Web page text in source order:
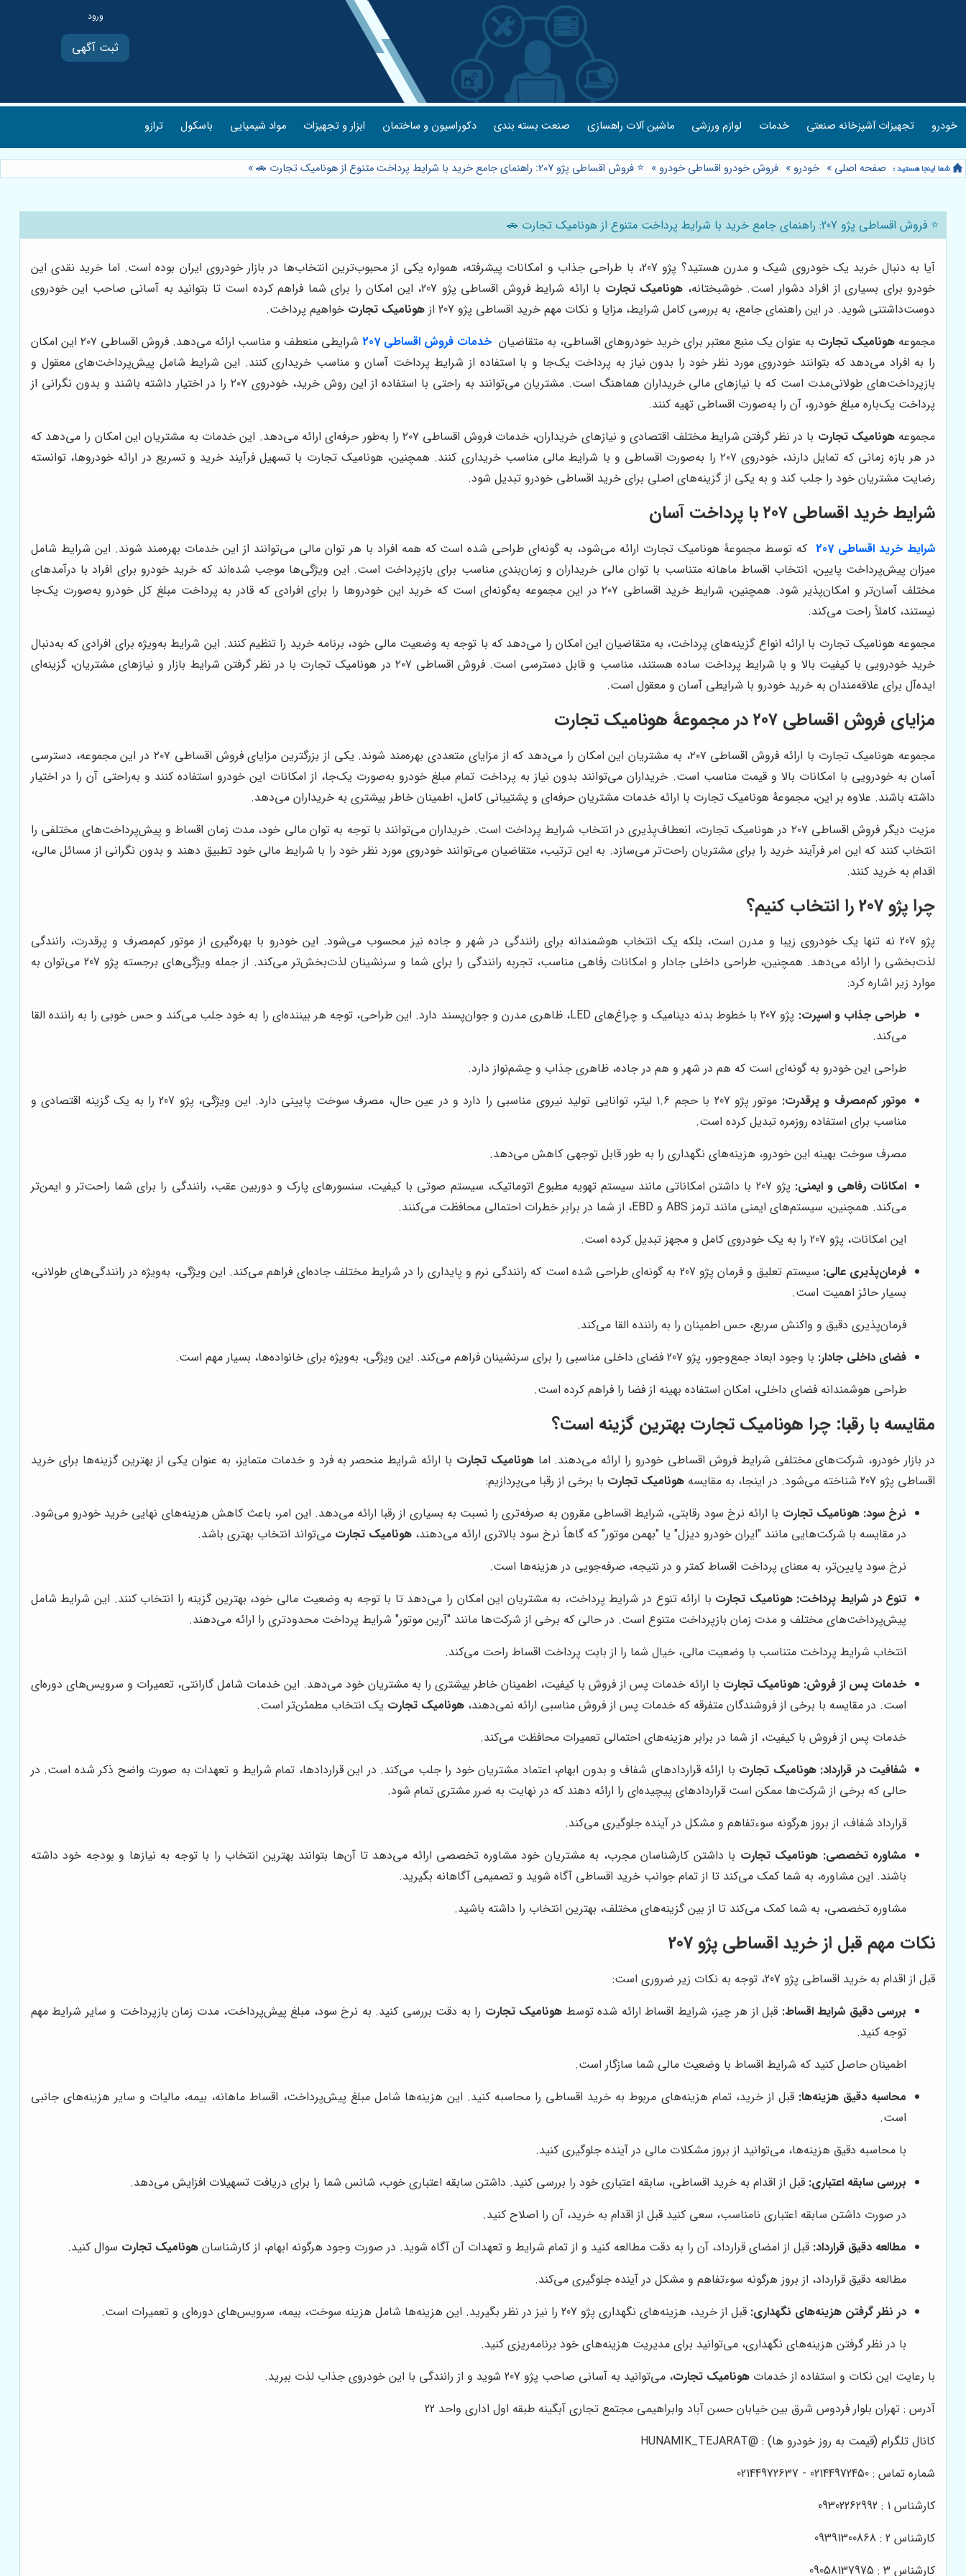
ثبت آگهی
خودرو تجهیزات آشپزخانه صنعتی خدمات لوازم ورزشی ماشین آلات راهسازی صنعت بسته بندی دکوراسیون و ساختمان ابزار و تجهیزات مواد شیمیایی باسکول ترازو
صفحه اصلی » خودرو » فروش خودرو اقساطی خودرو » ⭐️ فروش اقساطی پژو 207: راهنمای جامع خرید با شرایط پرداخت متنوع از هونامیک تجارت 🚗 »
⭐️ فروش اقساطی پژو 207: راهنمای جامع خرید با شرایط پرداخت متنوع از هونامیک تجارت 🚗
آیا به دنبال خرید یک خودروی شیک و مدرن هستید؟ پژو 207، با طراحی جذاب و امکانات پیشرفته، همواره یکی از محبوب‌ترین انتخاب‌ها در بازار خودروی ایران بوده است. اما خرید نقدی این
خودرو برای بسیاری از افراد دشوار است. خوشبختانه، هونامیک تجارت
با ارائه شرایط فروش اقساطی پژو 207، این امکان را برای شما فراهم کرده است تا بتوانید به آسانی صاحب این خودروی
دوست‌داشتنی شوید. در این راهنمای جامع، به بررسی کامل شرایط، مزایا و نکات مهم خرید اقساطی پژو 207 از
هونامیک تجارت خواهیم پرداخت.
مجموعه هونامیک تجارت به عنوان یک منبع معتبر برای خرید خودروهای اقساطی، به متقاضیان خدمات فروش اقساطی 207
شرایطی منعطف و مناسب ارائه می‌دهد. فروش اقساطی ۲۰۷ این امکان
را به افراد می‌دهد که بتوانند خودروی مورد نظر خود را بدون نیاز به پرداخت یک‌جا و با استفاده از شرایط پرداخت آسان و مناسب خریداری کنند. این شرایط شامل پیش‌پرداخت‌های معقول و
بازپرداخت‌های طولانی‌مدت است که با نیازهای مالی خریداران هماهنگ است. مشتریان می‌توانند به راحتی با استفاده از این روش خرید، خودروی ۲۰۷ را در اختیار داشته باشند و بدون نگرانی از
پرداخت یک‌باره مبلغ خودرو، آن را به‌صورت اقساطی تهیه کنند.
مجموعههونامیک تجارت
با در نظر گرفتن شرایط مختلف اقتصادی و نیازهای خریداران، خدمات فروش اقساطی ۲۰۷ را به‌طور حرفه‌ای ارائه می‌دهد. این خدمات به مشتریان این امکان را می‌دهد که
در هر بازه زمانی که تمایل دارند، خودروی ۲۰۷ را به‌صورت اقساطی و با شرایط مالی مناسب خریداری کنند. همچنین، هونامیک تجارت با تسهیل فرآیند خرید و تسریع در ارائه خودروها، توانسته
رضایت مشتریان خود را جلب کند و به یکی از گزینه‌های اصلی برای خرید اقساطی خودرو تبدیل شود.
شرایط خرید اقساطی ۲۰۷ با پرداخت آسان
شرایط خرید اقساطی 207
که توسط مجموعۀ هونامیک تجارت ارائه می‌شود، به گونه‌ای طراحی شده است که همه افراد با هر توان مالی می‌توانند از این خدمات بهره‌مند شوند. این شرایط شامل
میزان پیش‌پرداخت پایین، انتخاب اقساط ماهانه متناسب با توان مالی خریداران و زمان‌بندی مناسب برای بازپرداخت است. این ویژگی‌ها موجب شده‌اند که خرید خودرو برای افراد با درآمدهای
مختلف آسان‌تر و امکان‌پذیر شود. همچنین، شرایط خرید اقساطی ۲۰۷ در این مجموعه به‌گونه‌ای است که خرید این خودروها را برای افرادی که قادر به پرداخت مبلغ کل خودرو به‌صورت یک‌جا
نیستند، کاملاً راحت می‌کند.
مجموعه هونامیک تجارت با ارائه انواع گزینه‌های پرداخت، به متقاضیان این امکان را می‌دهد که با توجه به وضعیت مالی خود، برنامه خرید را تنظیم کنند. این شرایط به‌ویژه برای افرادی که به‌دنبال
خرید خودرویی با کیفیت بالا و با شرایط پرداخت ساده هستند، مناسب و قابل دسترسی است. فروش اقساطی ۲۰۷ در هونامیک تجارت با در نظر گرفتن شرایط بازار و نیازهای مشتریان، گزینه‌ای
ایده‌آل برای علاقه‌مندان به خرید خودرو با شرایطی آسان و معقول است.
مزایای فروش اقساطی ۲۰۷ در مجموعۀ هونامیک تجارت
مجموعه هونامیک تجارت با ارائه فروش اقساطی ۲۰۷، به مشتریان این امکان را می‌دهد که از مزایای متعددی بهره‌مند شوند. یکی از بزرگترین مزایای فروش اقساطی ۲۰۷ در این مجموعه، دسترسی
آسان به خودرویی با امکانات بالا و قیمت مناسب است. خریداران می‌توانند بدون نیاز به پرداخت تمام مبلغ خودرو به‌صورت یک‌جا، از امکانات این خودرو استفاده کنند و به‌راحتی آن را در اختیار
داشته باشند. علاوه بر این، مجموعۀ هونامیک تجارت با ارائه خدمات مشتریان حرفه‌ای و پشتیبانی کامل، اطمینان خاطر بیشتری به خریداران می‌دهد.
مزیت دیگر فروش اقساطی ۲۰۷ در هونامیک تجارت، انعطاف‌پذیری در انتخاب شرایط پرداخت است. خریداران می‌توانند با توجه به توان مالی خود، مدت زمان اقساط و پیش‌پرداخت‌های مختلفی را
انتخاب کنند که این امر فرآیند خرید را برای مشتریان راحت‌تر می‌سازد. به این ترتیب، متقاضیان می‌توانند خودروی مورد نظر خود را با شرایط مالی خود تطبیق دهند و بدون نگرانی از مسائل مالی،
اقدام به خرید کنند.
چرا پژو 207 را انتخاب کنیم؟
پژو 207 نه تنها یک خودروی زیبا و مدرن است، بلکه یک انتخاب هوشمندانه برای رانندگی در شهر و جاده نیز محسوب می‌شود. این خودرو با بهره‌گیری از موتور کم‌مصرف و پرقدرت، رانندگی
لذت‌بخشی را ارائه می‌دهد. همچنین، طراحی داخلی جادار و امکانات رفاهی مناسب، تجربه رانندگی را برای شما و سرنشینان لذت‌بخش‌تر می‌کند. از جمله ویژگی‌های برجسته پژو 207 می‌توان به
موارد زیر اشاره کرد:
طراحی جذاب و اسپرت:
پژو 207 با خطوط بدنه دینامیک و چراغ‌های LED، ظاهری مدرن و جوان‌پسند دارد. این طراحی، توجه هر بیننده‌ای را به خود جلب می‌کند و حس خوبی را به راننده القا
می‌کند.
طراحی این خودرو به گونه‌ای است که هم در شهر و هم در جاده، ظاهری جذاب و چشم‌نواز دارد.
موتور کم‌مصرف و پرقدرت:
موتور پژو 207 با حجم 1.6 لیتر، توانایی تولید نیروی مناسبی را دارد و در عین حال، مصرف سوخت پایینی دارد. این ویژگی، پژو 207 را به یک گزینه اقتصادی و
مناسب برای استفاده روزمره تبدیل کرده است.
مصرف سوخت بهینه این خودرو، هزینه‌های نگهداری را به طور قابل توجهی کاهش می‌دهد.
امکانات رفاهی و ایمنی:
پژو 207 با داشتن امکاناتی مانند سیستم تهویه مطبوع اتوماتیک، سیستم صوتی با کیفیت، سنسورهای پارک و دوربین عقب، رانندگی را برای شما راحت‌تر و ایمن‌تر
می‌کند. همچنین، سیستم‌های ایمنی مانند ترمز ABS و EBD، از شما در برابر خطرات احتمالی محافظت می‌کنند.
این امکانات، پژو 207 را به یک خودروی کامل و مجهز تبدیل کرده است.
فرمان‌پذیری عالی:
سیستم تعلیق و فرمان پژو 207 به گونه‌ای طراحی شده است که رانندگی نرم و پایداری را در شرایط مختلف جاده‌ای فراهم می‌کند. این ویژگی، به‌ویژه در رانندگی‌های طولانی،
بسیار حائز اهمیت است.
فرمان‌پذیری دقیق و واکنش سریع، حس اطمینان را به راننده القا می‌کند.
فضای داخلی جادار: با وجود ابعاد جمع‌وجور، پژو 207 فضای داخلی مناسبی را برای سرنشینان فراهم می‌کند. این ویژگی، به‌ویژه برای خانواده‌ها، بسیار مهم است.
طراحی هوشمندانه فضای داخلی، امکان استفاده بهینه از فضا را فراهم کرده است.
مقایسه با رقبا: چرا هونامیک تجارت بهترین گزینه است؟
در بازار خودرو، شرکت‌های مختلفی شرایط فروش اقساطی خودرو را ارائه می‌دهند. اماهونامیک تجارت با ارائه شرایط منحصر به فرد و خدمات متمایز، به عنوان یکی از بهترین گزینه‌ها برای خرید
اقساطی پژو 207 شناخته می‌شود. در اینجا، به مقایسه
هونامیک تجارت با برخی از رقبا می‌پردازیم:
نرخ سود: هونامیک تجارت با ارائه نرخ سود رقابتی، شرایط اقساطی مقرون به صرفه‌تری را نسبت به بسیاری از رقبا ارائه می‌دهد. این امر، باعث کاهش هزینه‌های نهایی خرید خودرو می‌شود.
در مقایسه با شرکت‌هایی مانند "ایران خودرو دیزل" یا "بهمن موتور" که گاهاً نرخ سود بالاتری ارائه می‌دهند، هونامیک تجارت می‌تواند انتخاب بهتری باشد.
نرخ سود پایین‌تر، به معنای پرداخت اقساط کمتر و در نتیجه، صرفه‌جویی در هزینه‌ها است.
تنوع در شرایط پرداخت: هونامیک تجارت با ارائه تنوع در شرایط پرداخت، به مشتریان این امکان را می‌دهد تا با توجه به وضعیت مالی خود، بهترین گزینه را انتخاب کنند. این شرایط شامل
پیش‌پرداخت‌های مختلف و مدت زمان بازپرداخت متنوع است. در حالی که برخی از شرکت‌ها مانند "آرین موتور" شرایط پرداخت محدودتری را ارائه می‌دهند.
انتخاب شرایط پرداخت متناسب با وضعیت مالی، خیال شما را از بابت پرداخت اقساط راحت می‌کند.
خدمات پس از فروش: هونامیک تجارت با ارائه خدمات پس از فروش با کیفیت، اطمینان خاطر بیشتری را به مشتریان خود می‌دهد. این خدمات شامل گارانتی، تعمیرات و سرویس‌های دوره‌ای
است. در مقایسه با برخی از فروشندگان متفرقه که خدمات پس از فروش مناسبی ارائه نمی‌دهند، هونامیک تجارت یک انتخاب مطمئن‌تر است.
خدمات پس از فروش با کیفیت، از شما در برابر هزینه‌های احتمالی تعمیرات محافظت می‌کند.
شفافیت در قرارداد: هونامیک تجارت با ارائه قراردادهای شفاف و بدون ابهام، اعتماد مشتریان خود را جلب می‌کند. در این قراردادها، تمام شرایط و تعهدات به صورت واضح ذکر شده است. در
حالی که برخی از شرکت‌ها ممکن است قراردادهای پیچیده‌ای را ارائه دهند که در نهایت به ضرر مشتری تمام شود.
قرارداد شفاف، از بروز هرگونه سوءتفاهم و مشکل در آینده جلوگیری می‌کند.
مشاوره تخصصی: هونامیک تجارت با داشتن کارشناسان مجرب، به مشتریان خود مشاوره تخصصی ارائه می‌دهد تا آن‌ها بتوانند بهترین انتخاب را با توجه به نیازها و بودجه خود داشته
باشند. این مشاوره، به شما کمک می‌کند تا از تمام جوانب خرید اقساطی آگاه شوید و تصمیمی آگاهانه بگیرید.
مشاوره تخصصی، به شما کمک می‌کند تا از بین گزینه‌های مختلف، بهترین انتخاب را داشته باشید.
نکات مهم قبل از خرید اقساطی پژو 207
قبل از اقدام به خرید اقساطی پژو 207، توجه به نکات زیر ضروری است:
بررسی دقیق شرایط اقساط: قبل از هر چیز، شرایط اقساط ارائه شده توسط هونامیک تجارت را به دقت بررسی کنید. به نرخ سود، مبلغ پیش‌پرداخت، مدت زمان بازپرداخت و سایر شرایط مهم
توجه کنید.
اطمینان حاصل کنید که شرایط اقساط با وضعیت مالی شما سازگار است.
محاسبه دقیق هزینه‌ها: قبل از خرید، تمام هزینه‌های مربوط به خرید اقساطی را محاسبه کنید. این هزینه‌ها شامل مبلغ پیش‌پرداخت، اقساط ماهانه، بیمه، مالیات و سایر هزینه‌های جانبی
است.
با محاسبه دقیق هزینه‌ها، می‌توانید از بروز مشکلات مالی در آینده جلوگیری کنید.
بررسی سابقه اعتباری: قبل از اقدام به خرید اقساطی، سابقه اعتباری خود را بررسی کنید. داشتن سابقه اعتباری خوب، شانس شما را برای دریافت تسهیلات افزایش می‌دهد.
در صورت داشتن سابقه اعتباری نامناسب، سعی کنید قبل از اقدام به خرید، آن را اصلاح کنید.
مطالعه دقیق قرارداد: قبل از امضای قرارداد، آن را به دقت مطالعه کنید و از تمام شرایط و تعهدات آن آگاه شوید. در صورت وجود هرگونه ابهام، از کارشناسان هونامیک تجارت سوال کنید.
مطالعه دقیق قرارداد، از بروز هرگونه سوءتفاهم و مشکل در آینده جلوگیری می‌کند.
در نظر گرفتن هزینه‌های نگهداری: قبل از خرید، هزینه‌های نگهداری پژو 207 را نیز در نظر بگیرید. این هزینه‌ها شامل هزینه سوخت، بیمه، سرویس‌های دوره‌ای و تعمیرات است.
با در نظر گرفتن هزینه‌های نگهداری، می‌توانید برای مدیریت هزینه‌های خود برنامه‌ریزی کنید.
با رعایت این نکات و استفاده از خدمات هونامیک تجارت، می‌توانید به آسانی صاحب پژو 207 شوید و از رانندگی با این خودروی جذاب لذت ببرید.
آدرس : تهران بلوار فردوس شرق بین خیابان حسن آباد وابراهیمی مجتمع تجاری آبگینه طبقه اول اداری واحد 22
کانال تلگرام (قیمت به روز خودرو ها) : @HUNAMIK_TEJARAT
شماره تماس : 02144972450 - 02144972637
کارشناس 1 : 09302262992
کارشناس 2 : 09391300868
کارشناس 3 : 09058137975